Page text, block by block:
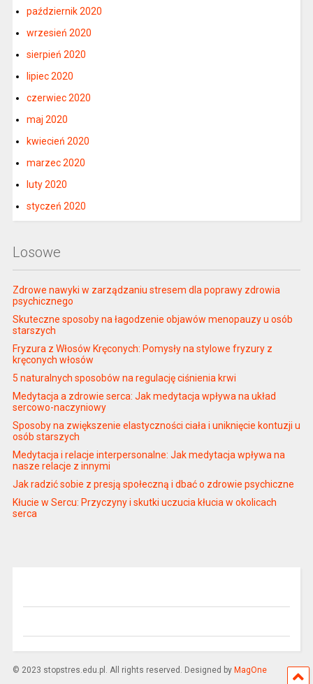
październik 2020
wrzesień 2020
sierpień 2020
lipiec 2020
czerwiec 2020
maj 2020
kwiecień 2020
marzec 2020
luty 2020
styczeń 2020
Losowe
Zdrowe nawyki w zarządzaniu stresem dla poprawy zdrowia
psychicznego
Skuteczne sposoby na łagodzenie objawów menopauzy u osób
starszych
Fryzura z Włosów Kręconych: Pomysły na stylowe fryzury z
kręconych włosów
5 naturalnych sposobów na regulację ciśnienia krwi
Medytacja a zdrowie serca: Jak medytacja wpływa na układ
sercowo-naczyniowy
Sposoby na zwiększenie elastyczności ciała i uniknięcie kontuzji u
osób starszych
Medytacja i relacje interpersonalne: Jak medytacja wpływa na
nasze relacje z innymi
Jak radzić sobie z presją społeczną i dbać o zdrowie psychiczne
Kłucie w Sercu: Przyczyny i skutki uczucia kłucia w okolicach
serca
© 2023 stopstres.edu.pl. All rights reserved. Designed by MagOne